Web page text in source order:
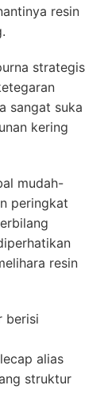
resin
strategis
sangat suka
kering
mudah-
peringkat
resin
berisi
alias
struktur